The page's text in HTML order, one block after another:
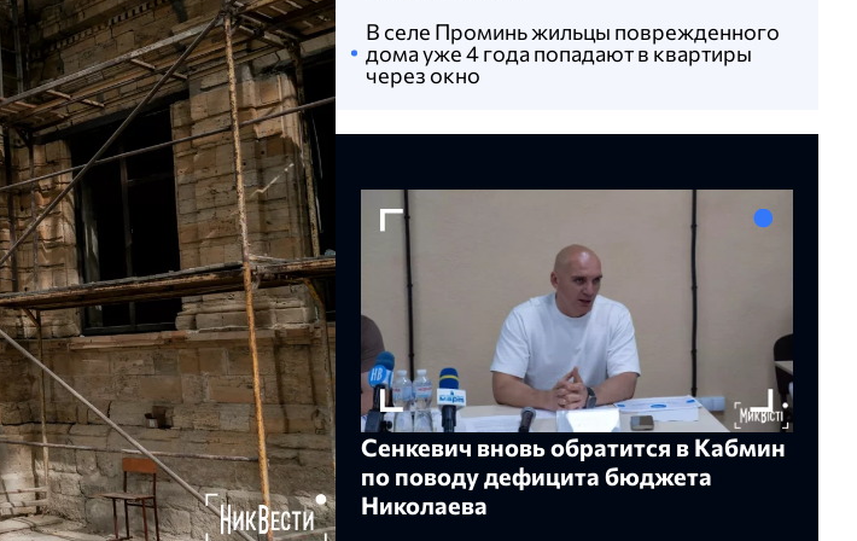
В селе Проминь жильцы поврежденного
дома уже 4 года попадают в квартиры
через окно
Сенкевич вновь обратится в Кабмин
по поводу дефицита бюджета
Николаева